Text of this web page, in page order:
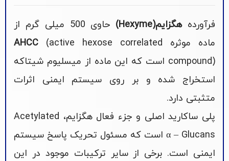
فرآوردههگزایم(Hexyme
)
حاوی 500 میلی گرم از
ماده موثره
AHCC (active hexose correlated
compound) است که این ماده از میسلیوم شیتاکه
استخراج شده و بر روی سیستم ایمنی اثرات
متثبتی دارد.
پلی ساکارید اصلی و جزء فعال هگزایم، Acetylated
α – Glucans است که مسئول تحریک پاسخ سیستم
ایمنی است. برخی از سایر ترکیبات موجود در این